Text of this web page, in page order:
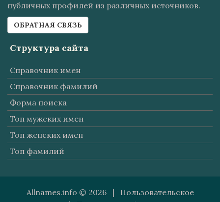
публичных профилей из различных источников.
ОБРАТНАЯ СВЯЗЬ
Структура сайта
Справочник имен
Справочник фамилий
Форма поиска
Топ мужских имен
Топ женских имен
Топ фамилий
Allnames.info © 2026 | Пользовательское